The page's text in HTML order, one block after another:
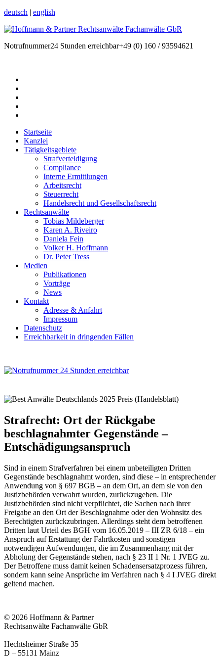
deutsch | english
Notrufnummer24 Stunden erreichbar+49 (0) 160 / 93594621
Startseite
Kanzlei
Tätigkeitsgebiete
Strafverteidigung
Compliance
Interne Ermittlungen
Arbeitsrecht
Steuerrecht
Handelsrecht und Gesellschaftsrecht
Rechtsanwälte
Tobias Mildeberger
Karen A. Riveiro
Daniela Fein
Volker H. Hoffmann
Dr. Peter Tress
Medien
Publikationen
Vorträge
News
Kontakt
Adresse & Anfahrt
Impressum
Datenschutz
Erreichbarkeit in dringenden Fällen
Strafrecht: Ort der Rückgabe
beschlagnahmter Gegenstände –
Entschädigungsanspruch
Sind in einem Strafverfahren bei einem unbeteiligten Dritten
Gegenstände beschlagnahmt worden, sind diese – in entsprechender
Anwendung von § 697 BGB – an dem Ort, an dem sie von den
Justizbehörden verwahrt wurden, zurückzugeben. Die
Justizbehörden sind nicht verpflichtet, die Sachen nach ihrer
Freigabe an den Ort der Beschlagnahme oder den Wohnsitz des
Berechtigten zurückzubringen. Allerdings steht dem betroffenen
Dritten laut Urteil des BGH vom 16.05.2019 – III ZR 6/18 – ein
Anspruch auf Erstattung der Fahrtkosten und sonstigen
notwendigen Aufwendungen, die im Zusammenhang mit der
Abholung der Gegenstände stehen, nach § 23 II 1 Nr. 1 JVEG zu.
Der Betroffene muss damit keinen Schadensersatzprozess führen,
sondern kann seine Ansprüche im Verfahren nach § 4 I JVEG direkt
geltend machen.
© 2026 Hoffmann & Partner
Rechtsanwälte Fachanwälte GbR
Hechtsheimer Straße 35
D – 55131 Mainz